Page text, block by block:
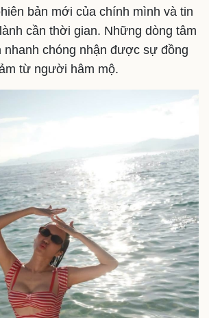
Tư vấn
bản mới của chính mình và tin
cần thời gian. Những dòng tâm
nhanh chóng nhận được sự đồng
từ người hâm mộ.